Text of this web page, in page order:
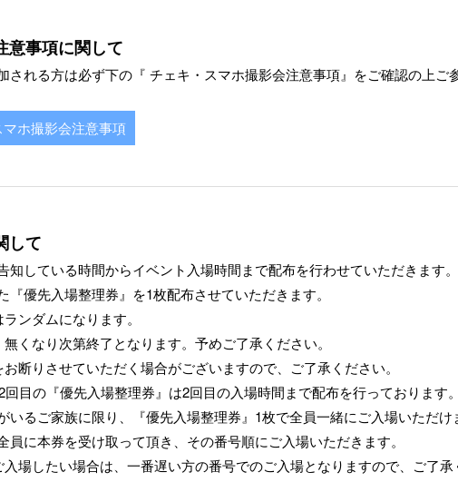
意事項に関して
れる方は必ず下の『 チェキ・スマホ撮影会注意事項』をご確認の上ご
ホ撮影会注意事項
して
知している時間からイベント入場時間まで配布を行わせていただきます。
『優先入場整理券』を1枚配布させていただきます。
ンダムになります。
くなり次第終了となります。予めご了承ください。
断りさせていただく場合がございますので、ご了承ください。
目の『優先入場整理券』は2回目の入場時間まで配布を行っております。
いるご家族に限り、『優先入場整理券』1枚で全員一緒にご入場いただけ
員に本券を受け取って頂き、その番号順にご入場いただきます。
場したい場合は、一番遅い方の番号でのご入場となりますので、ご了承